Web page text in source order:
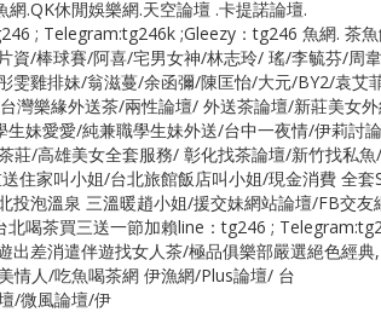
網.QK休閒娛樂網.天空論壇 .卡提諾論壇.
; Telegram:tg246k ;Gleezy：tg246 魚網. 茶
資/棒球賽/阿喜/宅男女神/林志玲/ 瑤/李毓芬/周
雯雞排妹/翁滋蔓/余函彌/陳匡怡/大元/BY2/袁艾
灣樂緣外送茶/兩性論壇/ 外送茶論壇/新莊美女
生妹愛愛/純兼職學生妹外送/台中一夜情/伊莉討
莊/高雄美女全套服務/ 彰化找茶論壇/新竹找私
住家叫小姐/台北旅館飯店叫小姐/現金消費 全
投泡溫泉 三溫暖趙小姐/援交妹網站論壇/FB交友
喝茶買三送一節加賴line：tg246 ;
出差消遣伴遊找女人茶/極品俱樂部嚴選絕色經典,
情人/吃魚喝茶網 伊漁網/Plus論壇/ 台
/微風論壇/伊